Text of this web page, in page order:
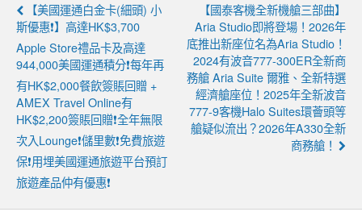
【美國運通白金卡(細頭) 小
斯優惠❗】高達HK$3,700
Apple Store禮品卡及高達
944,000美國運通積分❗每年再
有HK$2,000餐飲簽賬回贈 +
AMEX Travel Online有
HK$2,200簽賬回贈❗全年無限
次入lounge❗儲里數❗免費旅遊
保❗用埋美國運通旅遊平台預訂
旅遊產品仲有優惠❗
【國泰客機全新機艙三部曲】
Aria Studio即將登場！2026年
底推出新座位名為Aria Studio！
2024有波音777-300ER全新商
務艙 Aria Suite 爾雅、全新特選
經濟艙座位！2025年全新波音
777-9客機Halo Suites環薈頭等
艙疑似流出？2026年A330全新
商務艙！